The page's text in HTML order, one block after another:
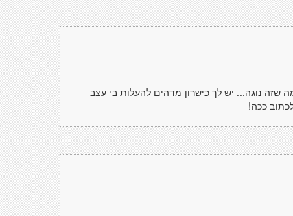
שזה נוגה... יש לך כישרון מדהים להעלות בי עצב
ככה!